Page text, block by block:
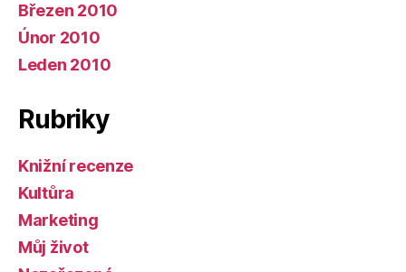
Březen 2010
Únor 2010
Leden 2010
Rubriky
Knižní recenze
Kultůra
Marketing
Můj život